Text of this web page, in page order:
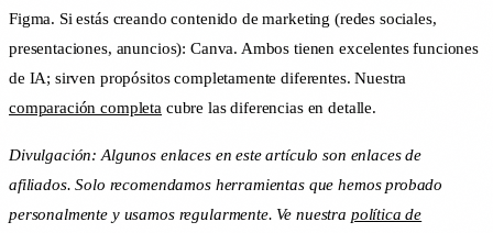
Figma. Si estás creando contenido de marketing (redes sociales,
presentaciones, anuncios): Canva. Ambos tienen excelentes funciones
de IA; sirven propósitos completamente diferentes. Nuestra
comparación completa cubre las diferencias en detalle.
Divulgación: Algunos enlaces en este artículo son enlaces de
afiliados. Solo recomendamos herramientas que hemos probado
personalmente y usamos regularmente. Ve nuestra política de